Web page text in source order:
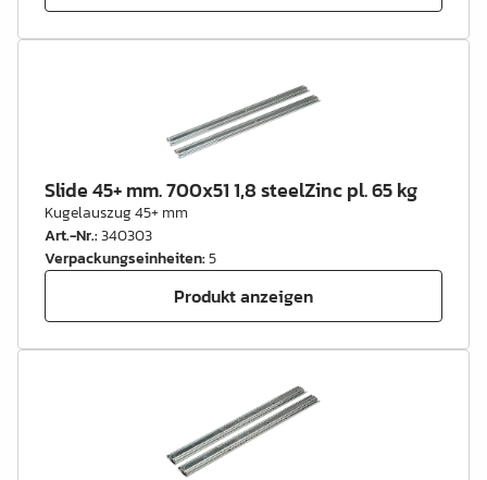
Slide 45+ mm. 700x51 1,8 steelZinc pl. 65 kg
Kugelauszug 45+ mm
Art.-Nr.:340303
Verpackungseinheiten:5
Produkt anzeigen